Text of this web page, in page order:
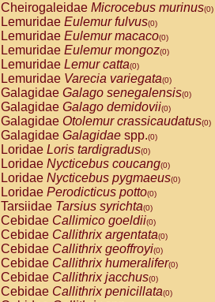
CebidaeSaimiri boliviensis(0)
CebidaeSaimiri sciureus(0)
AtelidaeAlouatta caraya(0)
AtelidaeAlouatta fusca(0)
AtelidaeAlouatta seniculus
AtelidaeAlouattaspp.(0)
AtelidaeAteles belzebuth(0)
AtelidaeAteles geoffroyi(0)
AtelidaeAteles paniscus(0)
AtelidaeAtelesspp.(0)
Atelidae Lagothrix lagothricha
AtelidaeLagothrix lagothricha cana
PitheciidaeCacajao calvus
PitheciidaeCallicebus cupreus
PitheciidaeCallicebus donacophilus
PitheciidaeCallicebus moloch
PitheciidaeCallicebus torquatus
PitheciidaeCallicebusspp.(0)
PitheciidaeChiropotes satanas(0)
PitheciidaePithecia monachus
PitheciidaePithecia pithecia(0)
Cheirogaleidae Microcebus murinus(0)
Lemuridae Eulemur fulvus(0)
Lemuridae Eulemur macaco(0)
Lemuridae Eulemur mongoz(0)
Lemuridae Lemur catta(0)
Lemuridae Varecia variegata(0)
Galagidae Galago senegalensis(0)
Galagidae Galago demidovii(0)
Galagidae Otolemur crassicaudatus(0)
Galagidae Galagidae spp.(0)
Loridae Loris tardigradus(0)
Loridae Nycticebus coucang(0)
Loridae Nycticebus pygmaeus(0)
Loridae Perodicticus potto(0)
Tarsiidae Tarsius syrichta(0)
Cebidae Callimico goeldii(0)
Cebidae Callithrix argentata(0)
Cebidae Callithrix geoffroyi(0)
Cebidae Callithrix humeralifer(0)
Cebidae Callithrix jacchus(0)
Cebidae Callithrix penicillata(0)